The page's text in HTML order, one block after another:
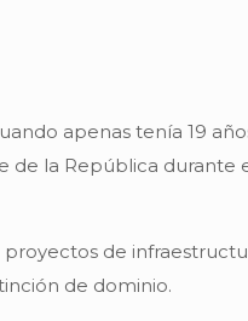
apenas tenía 19
de la República
de
de dominio.